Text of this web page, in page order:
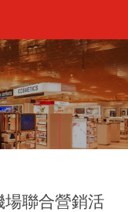
場聯合營銷活